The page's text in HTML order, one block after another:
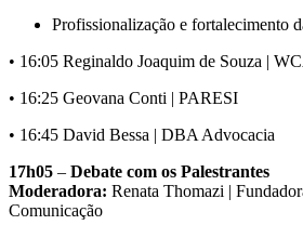
Profissionalização e fortalecimento
• 16:05 Reginaldo Joaquim de Souza |
• 16:25 Geovana Conti | PARESI
• 16:45 David Bessa | DBA Advocacia
17h05 – Debate com os Palestrantes
Moderadora: Renata Thomazi |
Comunicação